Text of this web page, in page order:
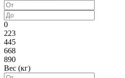
0
223
445
668
890
Вес (кг)